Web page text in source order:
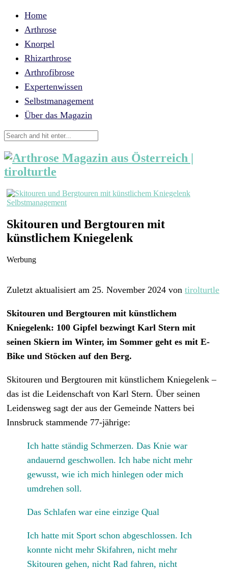
Home
Arthrose
Knorpel
Rhizarthrose
Arthrofibrose
Expertenwissen
Selbstmanagement
Über das Magazin
Selbstmanagement
Skitouren und Bergtouren mit
künstlichem Kniegelenk
Werbung
Zuletzt aktualisiert am 25. November 2024 von tirolturtle
Skitouren und Bergtouren mit künstlichem
Kniegelenk: 100 Gipfel bezwingt Karl Stern mit
seinen Skiern im Winter, im Sommer geht es mit E-
Bike und Stöcken auf den Berg.
Skitouren und Bergtouren mit künstlichem Kniegelenk –
das ist die Leidenschaft von Karl Stern. Über seinen
Leidensweg sagt der aus der Gemeinde Natters bei
Innsbruck stammende 77-jährige:
Ich hatte ständig Schmerzen. Das Knie war
andauernd geschwollen. Ich habe nicht mehr
gewusst, wie ich mich hinlegen oder mich
umdrehen soll.
Das Schlafen war eine einzige Qual
Ich hatte mit Sport schon abgeschlossen. Ich
konnte nicht mehr Skifahren, nicht mehr
Skitouren gehen, nicht Rad fahren, nicht